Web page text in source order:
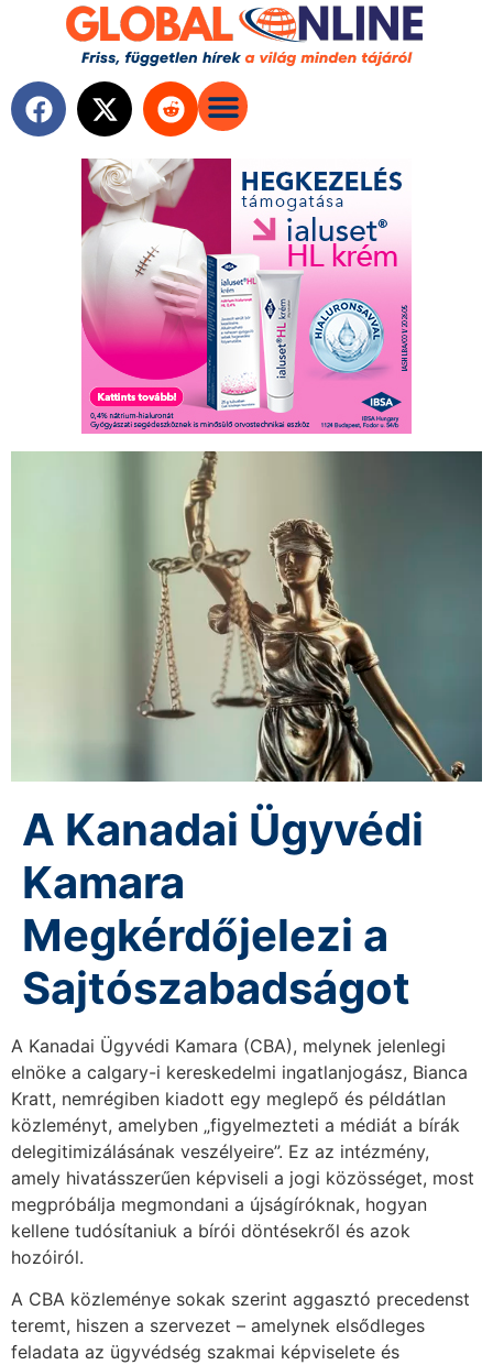
A Kanadai Ügyvédi
Kamara
Megkérdőjelezi a
Sajtószabadságot
A Kanadai Ügyvédi Kamara (CBA), melynek jelenlegi
elnöke a calgary-i kereskedelmi ingatlanjogász, Bianca
Kratt, nemrégiben kiadott egy meglepő és példátlan
közleményt, amelyben „figyelmezteti a médiát a bírák
delegitimizálásának veszélyeire”. Ez az intézmény,
amely hivatásszerűen képviseli a jogi közösséget, most
megpróbálja megmondani a újságíróknak, hogyan
kellene tudósítaniuk a bírói döntésekről és azok
hozóiról.
A CBA közleménye sokak szerint aggasztó precedenst
teremt, hiszen a szervezet – amelynek elsődleges
feladata az ügyvédség szakmai képviselete és